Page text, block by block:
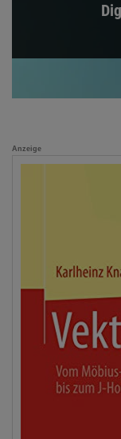
Anzeige